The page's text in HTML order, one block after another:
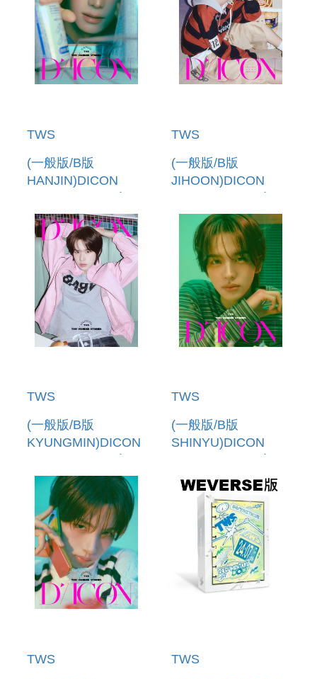
TWS
(一般版/B版
HANJIN)DICON
書(韓國進口)
TWS
(一般版/B版
JIHOON)DICON
書(韓國進口)
TWS
(一般版/B版
KYUNGMIN)DICON
書(韓國進口)
TWS
(一般版/B版
SHINYU)DICON
書(韓國進口)
TWS
TWS